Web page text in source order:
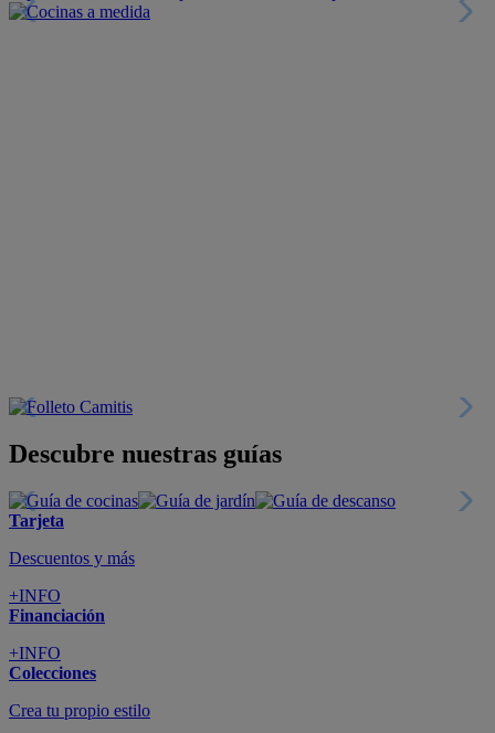
Descubre nuestras guías
Tarjeta
Descuentos y más
+INFO
Financiación
+INFO
Colecciones
Crea tu propio estilo